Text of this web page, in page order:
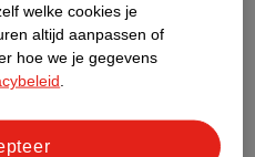
te blijven voor de Kruidvat
welke cookies je
altijd aanpassen of
hoe we je gegevens